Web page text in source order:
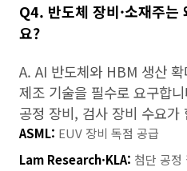
Q4. 반도체 장비·소재주
요?
A. AI 반도체와 HBM 생산
제조 기술을 필수로 요구합
공정 장비, 검사 장비 수요가
ASML: EUV 장비 독점 공급
Lam Research·KLA: 첨단 공정